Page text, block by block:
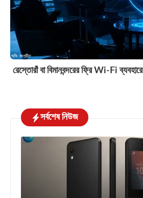
রেস্তোরাঁ বা বিমানবন্দরের ফ্রি Wi-Fi
সর্বশেষ নিউজ